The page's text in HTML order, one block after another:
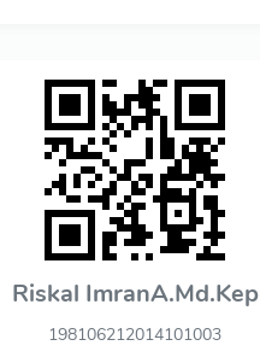
Riskal ImranA.Md.Kep
198106212014101003